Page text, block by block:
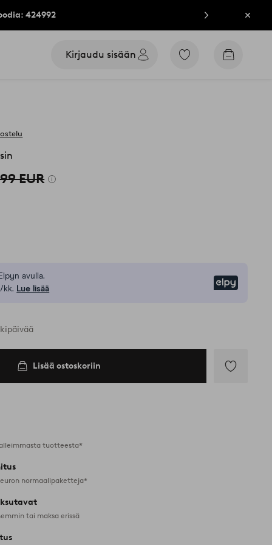
424992 Sulje
Kirjaudu sisään
Siirry
Siirry
EUR
avulla.
kk. Lue lisää
Lisää ostoskoriin
tuotteesta*
normaalipaketteja*
tai maksa erissä